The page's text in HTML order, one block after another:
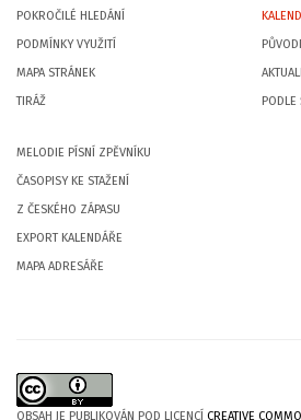
POKROČILÉ HLEDÁNÍ
PODMÍNKY VYUŽITÍ
MAPA STRÁNEK
TIRÁŽ
PODLE
MELODIE PÍSNÍ ZPĚVNÍKU
ČASOPISY KE STAŽENÍ
Z ČESKÉHO ZÁPASU
EXPORT KALENDÁŘE
MAPA ADRESÁŘE
OBSAH JE PUBLIKOVÁN POD LICENCÍ CREATIVE